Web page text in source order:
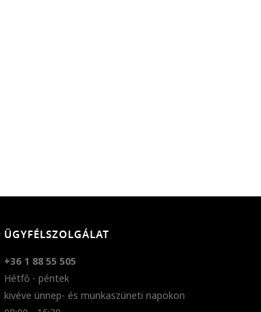
ÜGYFÉLSZOLGÁLAT
+36 1 88 55 505
Hétfő - péntek
kivéve ünnep- és munkaszüneti napokon